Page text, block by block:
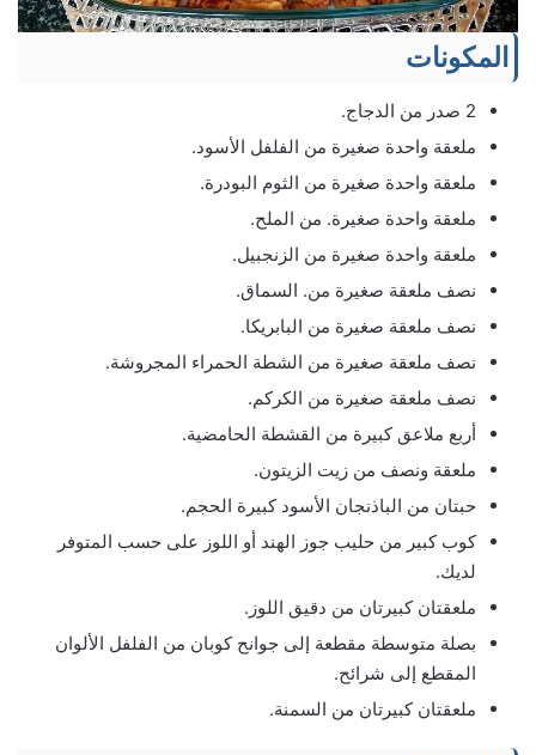
المكونات
2 صدر من الدجاج.
ملعقة واحدة صغيرة من الفلفل الأسود.
ملعقة واحدة صغيرة من الثوم البودرة.
ملعقة واحدة صغيرة. من الملح.
ملعقة واحدة صغيرة من الزنجبيل.
نصف ملعقة صغيرة من. السماق.
نصف ملعقة صغيرة من البابريكا.
نصف ملعقة صغيرة من الشطة الحمراء المجروشة.
نصف ملعقة صغيرة من الكركم.
أربع ملاعق كبيرة من القشطة الحامضية.
ملعقة ونصف من زيت الزيتون.
حبتان من الباذنجان الأسود كبيرة الحجم.
كوب كبير من حليب جوز الهند أو اللوز على حسب المتوفر
لديك.
ملعقتان كبيرتان من دقيق اللوز.
بصلة متوسطة مقطعة إلى جوانح كوبان من الفلفل الألوان
المقطع إلى شرائح.
ملعقتان كبيرتان من السمنة.